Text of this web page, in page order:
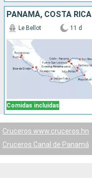
PANAMÁ, COSTA RICA
Comidas incluidas
Le Bellot 11 d
Cruceros www.cruceros.hn
Cruceros Canal de Panamá